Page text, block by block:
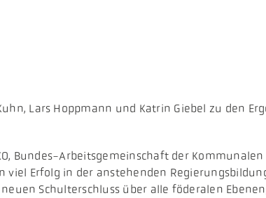
Lars Hoppmann und Katrin Giebel zu den
Bundes-Arbeitsgemeinschaft der
viel Erfolg in der anstehenden
Schulterschluss über alle föderalen